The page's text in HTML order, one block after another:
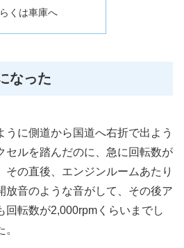
くは車庫へ
なった
うに側道から国道へ右折で出よう
セルを踏んだのに、急に回転数が
その直後、エンジンルームあたり
放音のような音がして、その後ア
回転数が2,000rpmくらいまでし